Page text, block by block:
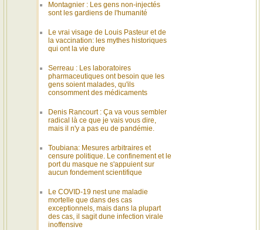
Montagnier : Les gens non-injectés
sont les gardiens de l'humanité
Le vrai visage de Louis Pasteur et de
la vaccination: les mythes historiques
qui ont la vie dure
Serreau : Les laboratoires
pharmaceutiques ont besoin que les
gens soient malades, qu'ils
consomment des médicaments
Denis Rancourt : Ça va vous sembler
radical là ce que je vais vous dire,
mais il n'y a pas eu de pandémie.
Toubiana: Mesures arbitraires et
censure politique. Le confinement et le
port du masque ne s'appuient sur
aucun fondement scientifique
Le COVID-19 nest une maladie
mortelle que dans des cas
exceptionnels, mais dans la plupart
des cas, il sagit dune infection virale
inoffensive